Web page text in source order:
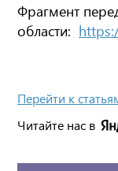
Фрагмент
области:
Перейти к
Читайте нас в